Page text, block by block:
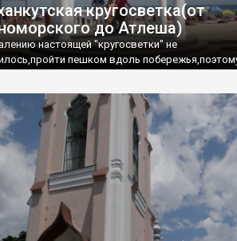
кругосветка(от
до Атлеша)
настоящей "кругосветки" не
пешком вдоль